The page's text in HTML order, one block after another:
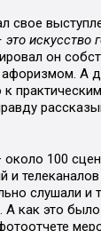
свое
искусство
он
афоризмом. А
около 100
и
слушали и
А как это